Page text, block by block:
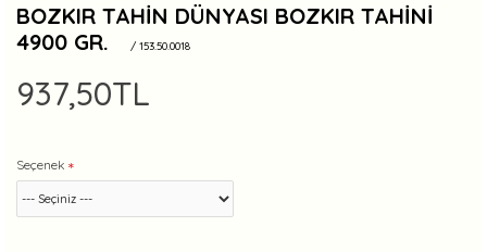
BOZKIR TAHIN DÜNYASI BOZKIR TAHINI
4900 GR.
/ 153.50.0018
937,50TL
Seçenek